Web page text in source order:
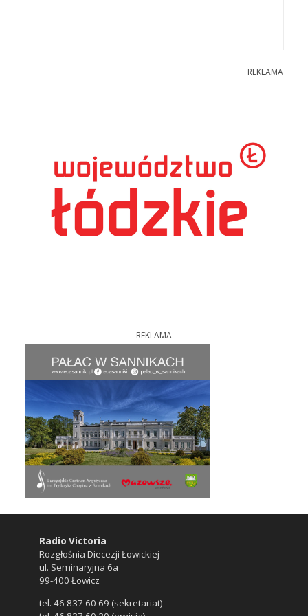
REKLAMA
REKLAMA
Radio Victoria
Rozgłośnia Diecezji Łowickiej
ul. Seminaryjna 6a
99-400 Łowicz
tel. 46 837 60 69 (sekretariat)